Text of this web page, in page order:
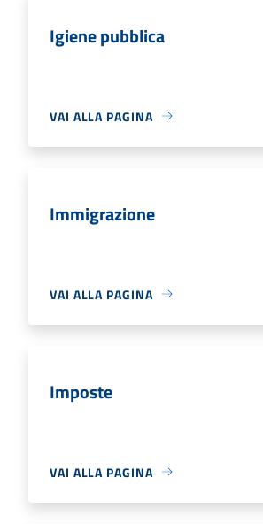
Igiene pubblica
VAI ALLA PAGINA
Immigrazione
VAI ALLA PAGINA
Imposte
VAI ALLA PAGINA